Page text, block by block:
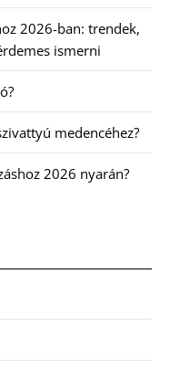
2026-ban: trendek,
ismerni
medencéhez?
2026 nyarán?